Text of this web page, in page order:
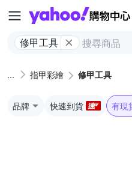
修甲工具
指甲彩繪 修甲工具
品牌 快速到貨 有現